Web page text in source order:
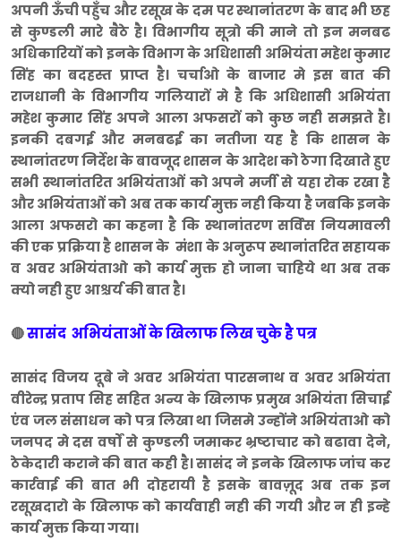
अपनी ऊँची पहुँच और रसूख के दम पर स्थानांतरण के बाद भी छह
से कुण्डली मारे बैठे है। विभागीय सूत्रो की माने तो इन मनबढ
अधिकारियों को इनके विभाग के अधिशासी अभियंता महेश कुमार
सिंह का बदहस्त प्राप्त है। चर्चाओ के बाजार मे इस बात की
राजधानी के विभागीय गलियारों मे है कि अधिशासी अभियंता
महेश कुमार सिंह अपने आला अफसरों को कुछ नही समझते है।
इनकी दबगई और मनबढई का नतीजा यह है कि शासन के
स्थानांतरण निर्देश के बावजूद शासन के आदेश को ठेगा दिखाते हुए
सभी स्थानांतरित अभियंताओं को अपने मर्जी से यहा रोक रखा है
और अभियंताओं को अब तक कार्य मुक्त नही किया है जबकि इनके
आला अफसरो का कहना है कि स्थानांतरण सर्विस नियमावली
की एक प्रक्रिया है शासन के मंशा के अनुरूप स्थानांतरित सहायक
व अवर अभियंताओ को कार्य मुक्त हो जाना चाहिये था अब तक
क्यो नही हुए आश्चर्य की बात है।
🔴सासंद अभियंताओं के खिलाफ लिख चुके है पत्र
सासंद विजय दूबे ने अवर अभियंता पारसनाथ व अवर अभियंता
वीरेन्द्र प्रताप सिह सहित अन्य के खिलाफ प्रमुख अभियंता सिचाई
एंव जल संसाधन को पत्र लिखा था जिसमे उन्होंने अभियंताओ को
जनपद मे दस वर्षों से कुण्डली जमाकर भ्रष्टाचार को बढावा देने,
ठेकेदारी कराने की बात कही है। सासंद ने इनके खिलाफ जांच कर
कार्रवाई की बात भी दोहरायी है इसके बावज़ूद अब तक इन
रसूखदारो के खिलाफ को कार्यवाही नही की गयी और न ही इन्हे
कार्य मुक्त किया गया।